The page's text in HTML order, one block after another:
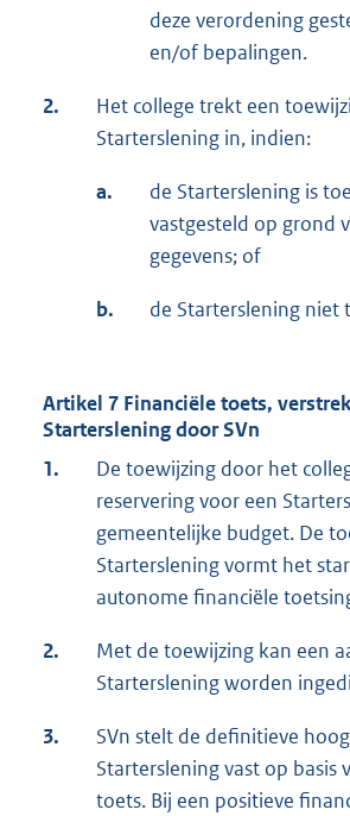
deze verordening
en/of bepalingen.
2.
Het college trekt een
Starterslening in, indien:
a.
de Starterslening is
vastgesteld op grond
gegevens; of
b. de Starterslening
Artikel 7 Financiële toets,
Starterslening door SVn
1.
De toewijzing door het
reservering voor een
gemeentelijke budget. De
Starterslening vormt het
autonome financiële
2.
Met de toewijzing kan een
Starterslening worden
3.
SVn stelt de definitieve
Starterslening vast op basis
toets. Bij een positieve